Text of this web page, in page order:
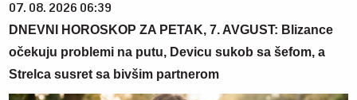
07. 08. 2026 06:39
DNEVNI HOROSKOP ZA PETAK, 7. AVGUST: Blizance
očekuju problemi na putu, Devicu sukob sa šefom, a
Strelca susret sa bivšim partnerom